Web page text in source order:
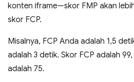
konten iframe—skor FMP akan
skor FCP.
Misalnya, FCP Anda adalah 1,5
adalah 3 detik. Skor FCP adalah
adalah 75.